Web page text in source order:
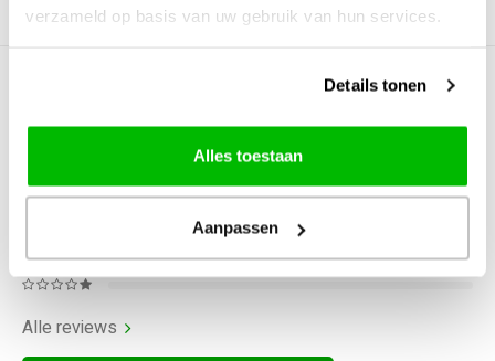
verzameld op basis van uw gebruik van hun services.
Details tonen
Alles toestaan
Aanpassen
Gerelateerde producten
Alle reviews